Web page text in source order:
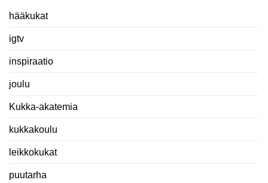
hääkukat
igtv
inspiraatio
joulu
Kukka-akatemia
kukkakoulu
leikkokukat
puutarha